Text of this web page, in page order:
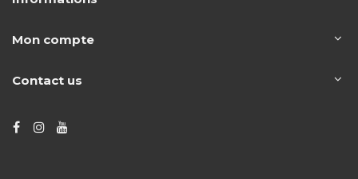
Mon compte
Contact us